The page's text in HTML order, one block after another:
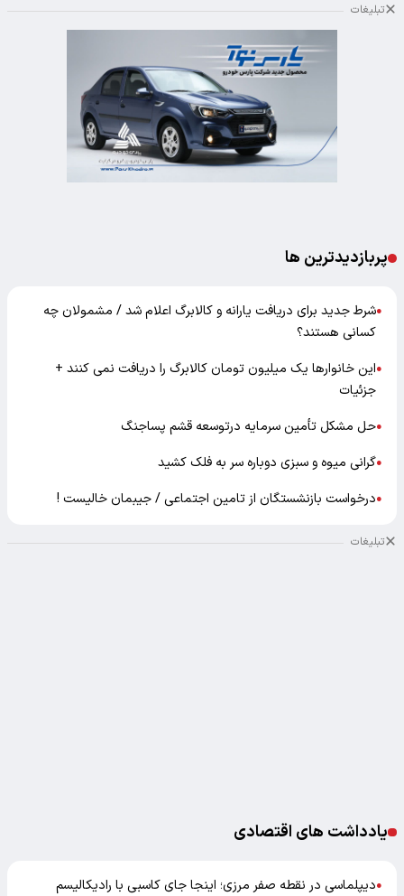
تبلیغات
پربازدیدترین ها
●شرط جدید برای دریافت یارانه و کالابرگ اعلام شد / مشمولان چه
کسانی هستند؟
●این خانوارها یک میلیون تومان کالابرگ را دریافت نمی‌ کنند +
جزئیات
●حل مشکل تأمین سرمایه درتوسعه قشم پساجنگ
●گرانی میوه و سبزی دوباره سر به فلک کشید
●درخواست بازنشستگان از تامین اجتماعی / جیبمان خالیست !
تبلیغات
یادداشت های اقتصادی
●دیپلماسی در نقطه صفر مرزی؛ اینجا جای کاسبی با رادیکالیسم